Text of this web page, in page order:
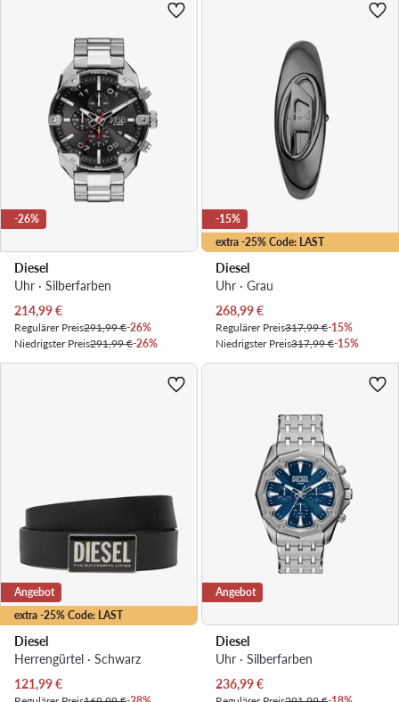
-26%
Diesel
Uhr · Silberfarben
Aktueller Preis
214,99€
Regulärer Preis291,99 €-26%
Niedrigster Preis291,99 €-26%
extra -25% Code: LAST
-15%
Diesel
Uhr · Grau
Aktueller Preis
268,99€
Regulärer Preis317,99 €-15%
Niedrigster Preis317,99 €-15%
extra -25% Code: LAST
Angebot
Diesel
Herrengürtel · Schwarz
Aktueller Preis
121,99€
Angebot
Diesel
Uhr · Silberfarben
Aktueller Preis
236,99€